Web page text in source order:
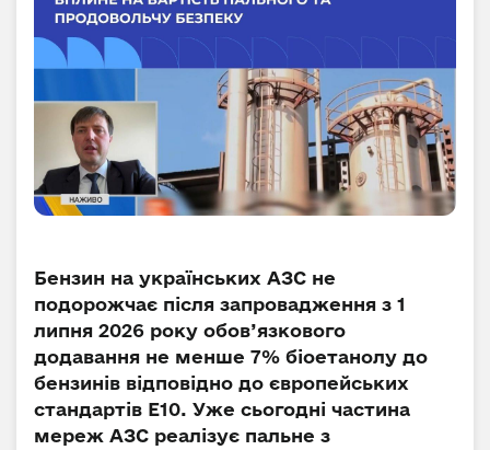
Бензин на українських АЗС не
подорожчає після запровадження з 1
липня 2026 року обов’язкового
додавання не менше 7% біоетанолу до
бензинів відповідно до європейських
стандартів Е10. Уже сьогодні частина
мереж АЗС реалізує пальне з